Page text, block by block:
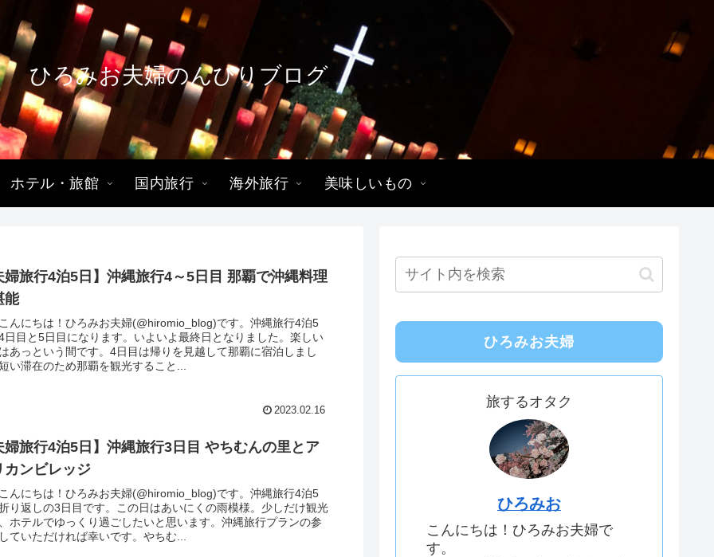
ひろみお夫婦のんびりブログ
ホテル・旅館 国内旅行 海外旅行 美味しいもの
婦旅行4泊5日】沖縄旅行4～5日目 那覇で沖縄料理
能
んにちは！ひろみお夫婦(@hiromio_blog)です。沖縄旅行4泊5
日目と5日目になります。いよいよ最終日となりました。楽しい
あっという間です。4日目は帰りを見越して那覇に宿泊しまし
い滞在のため那覇を観光すること...
2023.02.16
婦旅行4泊5日】沖縄旅行3日目 やちむんの里とア
カンビレッジ
んにちは！ひろみお夫婦(@hiromio_blog)です。沖縄旅行4泊5
り返しの3日目です。この日はあいにくの雨模様。少しだけ観光
ホテルでゆっくり過ごしたいと思います。沖縄旅行プランの参
ていただければ幸いです。やちむ...
ひろみお夫婦
旅するオタク
ひろみお
こんにちは！ひろみお夫婦で
す。